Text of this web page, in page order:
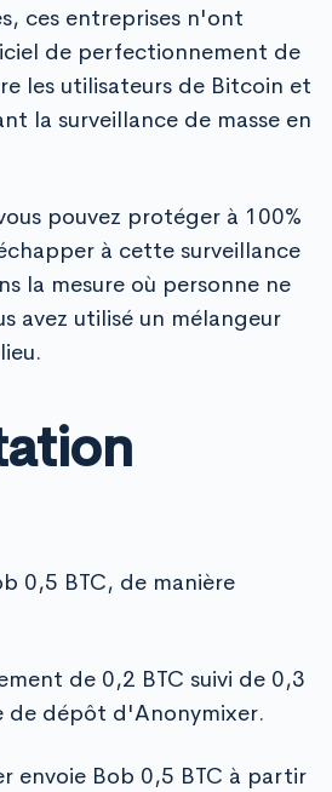
ces entreprises n'ont
de perfectionnement de
les utilisateurs de Bitcoin et
la surveillance de masse en
pouvez protéger à 100%
à cette surveillance
la mesure où personne ne
avez utilisé un mélangeur
0,5 BTC, de manière
de 0,2 BTC suivi de 0,3
de dépôt d'Anonymixer.
envoie Bob 0,5 BTC à partir